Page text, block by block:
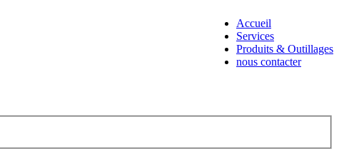
Accueil
Services
Produits & Outillages
nous contacter